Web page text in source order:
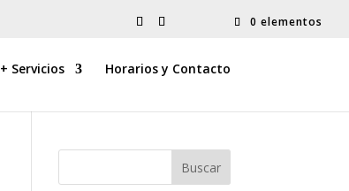
0 elementos
+ Servicios Horarios y Contacto